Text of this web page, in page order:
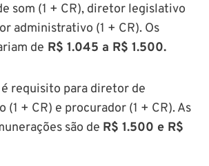
som (1 + CR), diretor legislativo
administrativo (1 + CR). Os
de R$ 1.045 a R$ 1.500.
é requisito para diretor de
+ CR) e procurador (1 + CR). As
são de R$ 1.500 e R$